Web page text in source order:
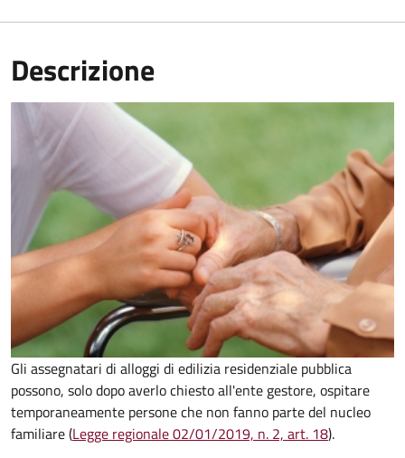
Descrizione
Gli assegnatari di alloggi di edilizia residenziale pubblica
possono, solo dopo averlo chiesto all'ente gestore, ospitare
temporaneamente persone che non fanno parte del nucleo
familiare (Legge regionale 02/01/2019, n. 2, art. 18).